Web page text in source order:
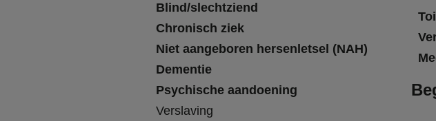
Blind/slechtziend
Chronisch ziek
Niet aangeboren hersenletsel (NAH)
Dementie
Psychische aandoening
Verslaving